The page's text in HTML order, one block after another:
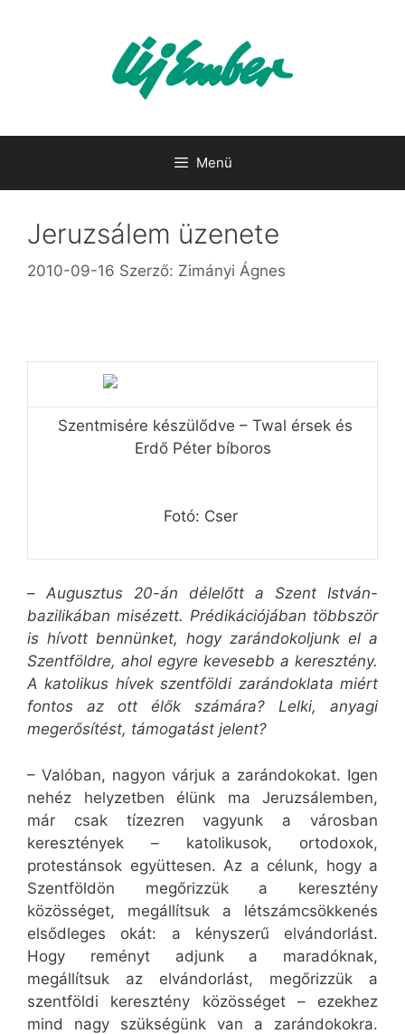
Menü
Jeruzsálem üzenete
2010-09-16 Szerző: Zimányi Ágnes
Szentmisére készülődve – Twal érsek és
Erdő Péter bíboros
Fotó: Cser
– Augusztus 20-án délelőtt a Szent István-
bazilikában misézett. Prédikációjában többször
is hívott bennünket, hogy zarándokoljunk el a
Szentföldre, ahol egyre kevesebb a keresztény.
A katolikus hívek szentföldi zarándoklata miért
fontos az ott élők számára? Lelki, anyagi
megerősítést, támogatást jelent?
– Valóban, nagyon várjuk a zarándokokat. Igen
nehéz helyzetben élünk ma Jeruzsálemben,
már csak tízezren vagyunk a városban
keresztények – katolikusok, ortodoxok,
protestánsok együttesen. Az a célunk, hogy a
Szentföldön megőrizzük a keresztény
közösséget, megállítsuk a létszámcsökkenés
elsődleges okát: a kényszerű elvándorlást.
Hogy reményt adjunk a maradóknak,
megállítsuk az elvándorlást, megőrizzük a
szentföldi keresztény közösséget – ezekhez
mind nagy szükségünk van a zarándokokra.